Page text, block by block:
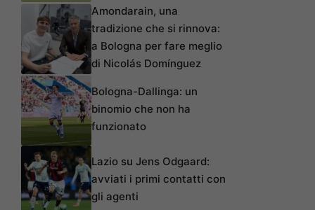
Amondarain, una
tradizione che si rinnova:
a Bologna per fare meglio
di Nicolás Domínguez
Bologna-Dallinga: un
binomio che non ha
funzionato
Lazio su Jens Odgaard:
avviati i primi contatti con
gli agenti